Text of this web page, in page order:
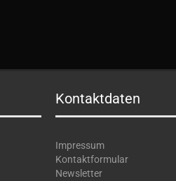
Kontaktdaten
Impressum
Kontaktformular
Newsletter